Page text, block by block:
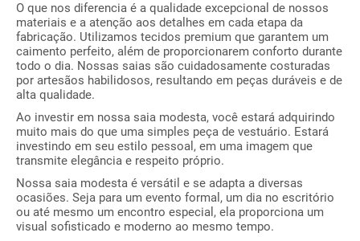
O que nos diferencia é a qualidade excepcional de nossos
materiais e a atenção aos detalhes em cada etapa da
fabricação. Utilizamos tecidos premium que garantem um
caimento perfeito, além de proporcionarem conforto durante
todo o dia. Nossas saias são cuidadosamente costuradas
por artesãos habilidosos, resultando em peças duráveis e de
alta qualidade.
Ao investir em nossa saia modesta, você estará adquirindo
muito mais do que uma simples peça de vestuário. Estará
investindo em seu estilo pessoal, em uma imagem que
transmite elegância e respeito próprio.
Nossa saia modesta é versátil e se adapta a diversas
ocasiões. Seja para um evento formal, um dia no escritório
ou até mesmo um encontro especial, ela proporciona um
visual sofisticado e moderno ao mesmo tempo.